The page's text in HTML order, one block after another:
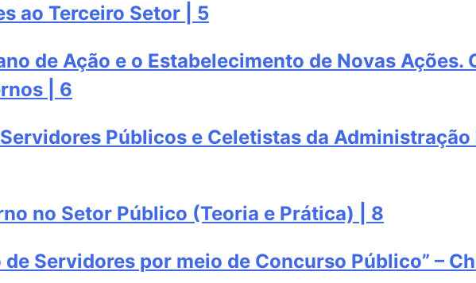
ao Terceiro Setor | 5
de Ação e o Estabelecimento de Novas Ações.
| 6
Públicos e Celetistas da Administração
no Setor Público (Teoria e Prática) | 8
Servidores por meio de Concurso Público” –